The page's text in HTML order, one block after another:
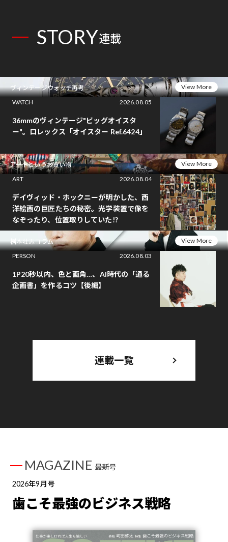
STORY連載
ヴィンテージウォッチ再考
View More
WATCH
2026.08.05
36mmのヴィンテージ"ビッグオイスタ
ー"。ロレックス「オイスター Ref.6424」
アートというお買い物
View More
ART
2026.08.04
デイヴィッド・ホックニーが明かした、西
洋絵画の巨匠たちの秘密。光学装置で像を
なぞったり、位置取りしていた!?
桝本壮志コラム
View More
PERSON
2026.08.03
1P20秒以内、色と画角…、AI時代の「通る
企画書」を作るコツ【後編】
連載一覧
MAGAZINE 最新号
2026年9月号
歯こそ最強のビジネス戦略